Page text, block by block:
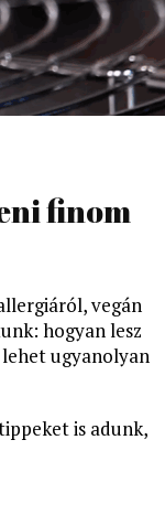
finom
vegán
hogyan lesz
ugyanolyan
is adunk,